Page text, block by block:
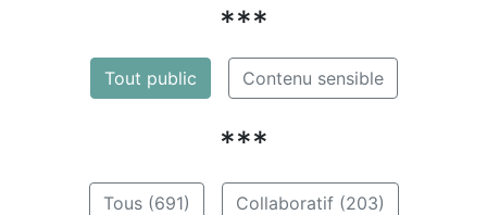
***
Tout public Contenu sensible
***
Tous (691) Collaboratif (203)